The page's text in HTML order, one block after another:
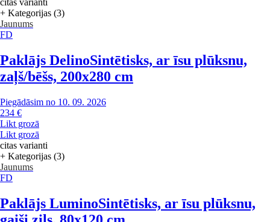
citas varianti
+ Kategorijas (3)
Jaunums
FD
Paklājs DelinoSintētisks, ar īsu plūksnu,
zaļš/bēšs, 200x280 cm
Piegādāsim no 10. 09. 2026
234 €
Likt grozā
Likt grozā
citas varianti
+ Kategorijas (3)
Jaunums
FD
Paklājs LuminoSintētisks, ar īsu plūksnu,